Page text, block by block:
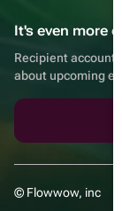
It's even more
Recipient account,
about upcoming
© Flowwow, inc